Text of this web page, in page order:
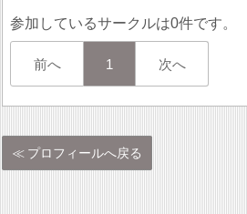
参加しているサークルは0件です。
前へ 1 次へ
プロフィールへ戻る